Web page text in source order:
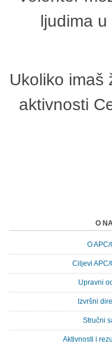
ljudima
Ukoliko imaš
aktivnosti
O
O
Ciljevi APC/
Upravni
Izvršni
Stručni
Aktivnosti i